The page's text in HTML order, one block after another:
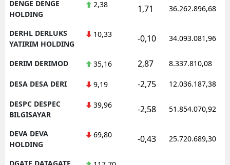
DENGE DENGE
HOLDING
2,38 1,71 36.262.896,68
DERHL DERLUKS
YATIRIM HOLDING
10,33 -0,10 34.093.081,96
DERIM DERIMOD 35,16 2,87 8.337.810,08
DESA DESA DERI 9,19 -2,75 12.036.187,38
DESPC DESPEC
BILGISAYAR
39,96 -2,58 51.854.070,92
DEVA DEVA
HOLDING
69,80 -0,43 25.720.689,30
DGATE DATAGATE